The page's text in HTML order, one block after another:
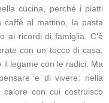
cucina, perché i piatti
caffè al mattino, la pasta
ai ricordi di famiglia. C’è
con un tocco di casa,
il legame con le radici. Ma
e di vivere: nella
con cui costruisco